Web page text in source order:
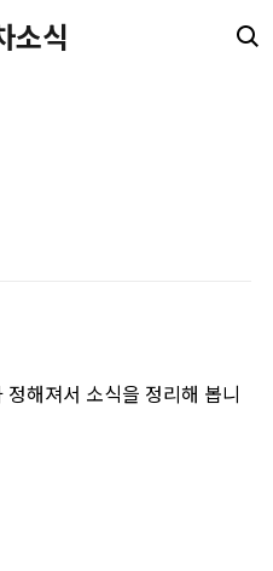
소식
해져서 소식을 정리해 봅니